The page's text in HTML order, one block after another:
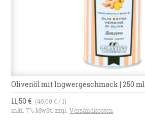
Olivenöl mit Ingwergeschmack | 250 ml
11,50 € (46,00 € / l)
inkl. 7% MwSt. zzgl.Versandkosten